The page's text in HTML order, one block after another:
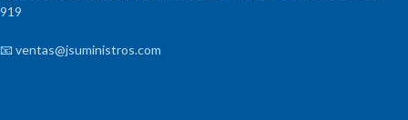
919
📧 ventas@jsuministros.com